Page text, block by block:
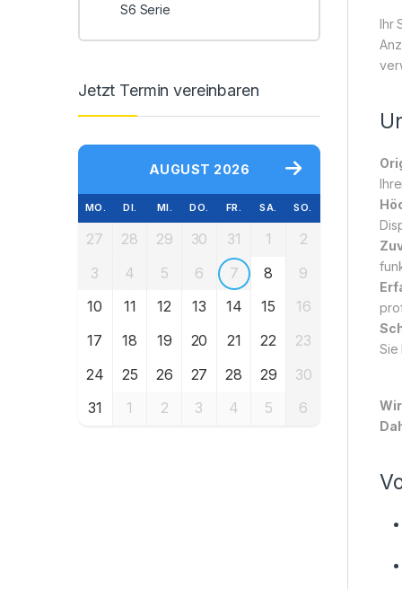
Ihr
Sie
S6 Serie
Jetzt Termin vereinbaren
AUGUST 2026
MO. DI. MI. DO. FR. SA. SO.
27 28 29 30 31 1
2
3
4 5 6 7 8
9
10
11 12 13 14 15
16
17
18 19 20 21 22
23
24
25 26 27 28 29
30
31
1 2 3 4 5 6